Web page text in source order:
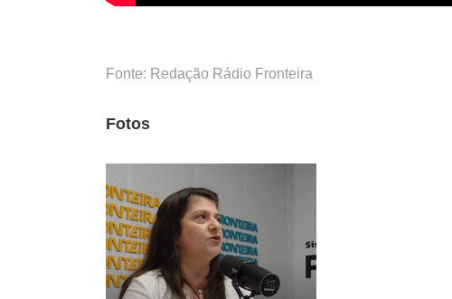
Fonte: Redação Rádio Fronteira
Fotos